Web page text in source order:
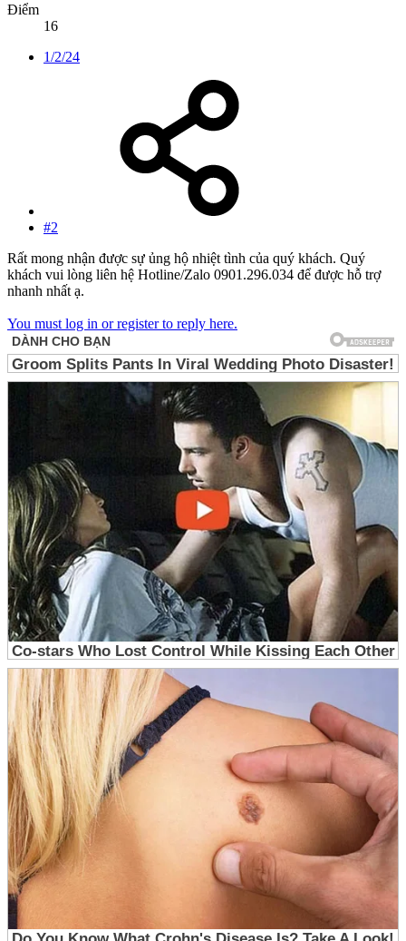
Điểm
16
1/2/24
#2
Rất mong nhận được sự ủng hộ nhiệt tình của quý khách. Quý
khách vui lòng liên hệ Hotline/Zalo 0901.296.034 để được hỗ trợ
nhanh nhất ạ.
You must log in or register to reply here.